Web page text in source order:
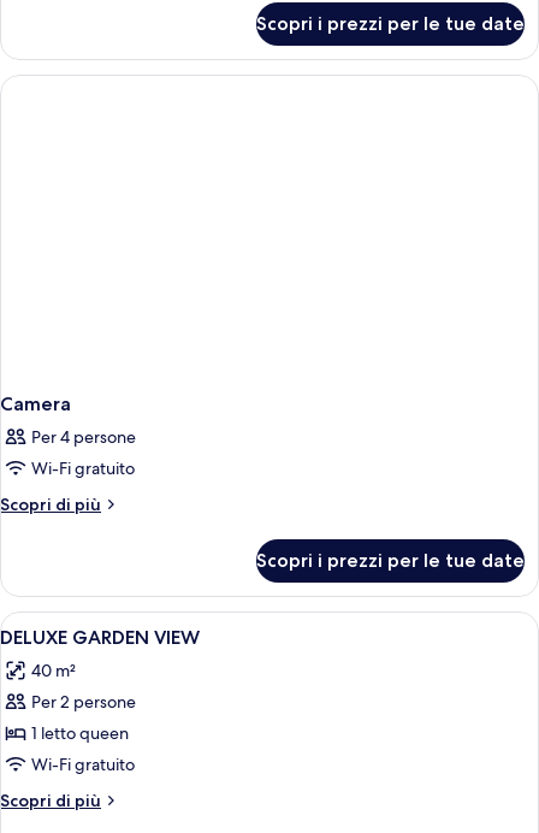
Ocean
View
Scopri i prezzi per le tue date
Camera
Per 4 persone
Wi-Fi gratuito
Scopri di più
Altri
Scopri i prezzi per le tue date
Apri
tutte
le
foto
per
DELUXE
GARDEN
VIEW
Biancheria da letto di alta qualità,
9
DELUXE GARDEN VIEW
40 m²
Per 2 persone
1 letto queen
Wi-Fi gratuito
Scopri di più
Altri